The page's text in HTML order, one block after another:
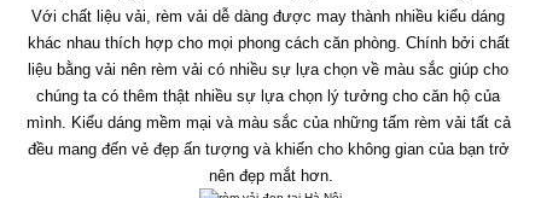
Với chất liệu vải, rèm vải dễ dàng được may thành nhiều kiểu dáng
khác nhau thích hợp cho mọi phong cách căn phòng. Chính bởi chất
liệu bằng vải nên rèm vải có nhiều sự lựa chọn về màu sắc giúp cho
chúng ta có thêm thật nhiều sự lựa chọn lý tưởng cho căn hộ của
mình. Kiểu dáng mềm mại và màu sắc của những tấm rèm vải tất cả
đều mang đến vẻ đẹp ấn tượng và khiến cho không gian của bạn trở
nên đẹp mắt hơn.